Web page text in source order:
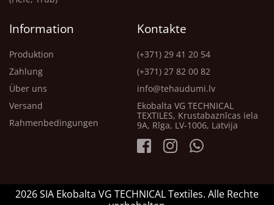
Information
Produktion
Zahlung
Über uns
Versand
Rahmenbedingungen
Kontakte
(+371) 29 41 20 54
(+371) 27 82 00 82
info@tehaudumi.lv
Ekobalta VG TECHNICAL
TEXTILES, Krustabaznīcas iela
9A, Rīga, LV-1006, Latvija
2026 SIA Ekobalta VG TECHNICAL Textiles. Alle Rechte